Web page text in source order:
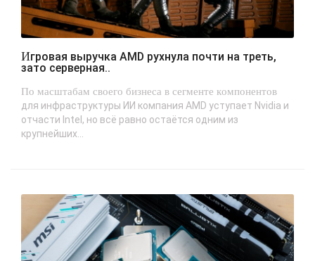
Игровая выручка AMD рухнула почти на треть,
зато серверная..
По масштабам своего бизнеса в сегменте компонентов
для инфраструктуры ИИ компания AMD уступает Nvidia и
отчасти Intel, но всё равно остаётся одним из
крупнейших...